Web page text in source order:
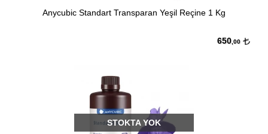
Anycubic Standart Transparan Yeşil Reçine 1 Kg
650 ,00
STOKTA YOK